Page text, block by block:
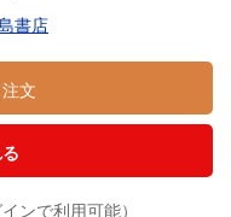
書店
文
ンで利用可能）